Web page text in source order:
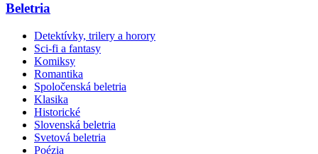
Beletria
Detektívky, trilery a horory
Sci-fi a fantasy
Komiksy
Romantika
Spoločenská beletria
Klasika
Historické
Slovenská beletria
Svetová beletria
Poézia